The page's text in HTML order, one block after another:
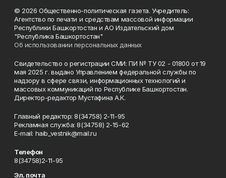
© 2026 Общественно-политическая газета. Учредитель:
Агентство по печати и средствам массовой информации
Республики Башкортостан и АО Издательский дом
"Республика Башкортостан"
Об использовании персональных данных
Свидетельство о регистрации СМИ: ПИ № ТУ 02 - 01800 от 19
мая 2025 г. выдано Управлением федеральной службы по
надзору в сфере связи, информационных технологий и
массовых коммуникаций по Республике Башкортостан.
Директор-редактор Мустафина А.К.
Главный редактор: 8(34758) 2-11-95
Рекламная служба: 8(34758) 2-15-62
Е-mаil: haib_vestnik@mail.ru
Телефон
8(34758)2-11-95
Эл. почта